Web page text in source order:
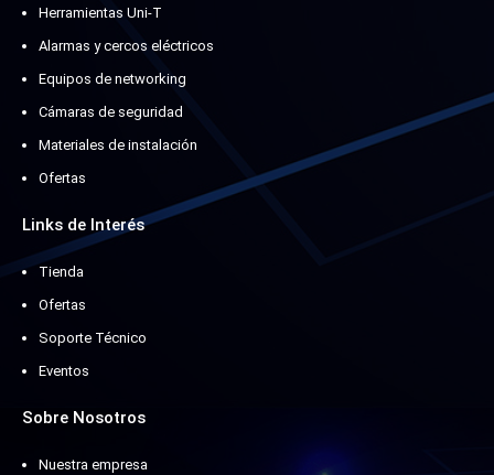
Herramientas Uni-T
Alarmas y cercos eléctricos
Equipos de networking
Cámaras de seguridad
Materiales de instalación
Ofertas
Links de Interés
Tienda
Ofertas
Soporte Técnico
Eventos
Sobre Nosotros
Nuestra empresa